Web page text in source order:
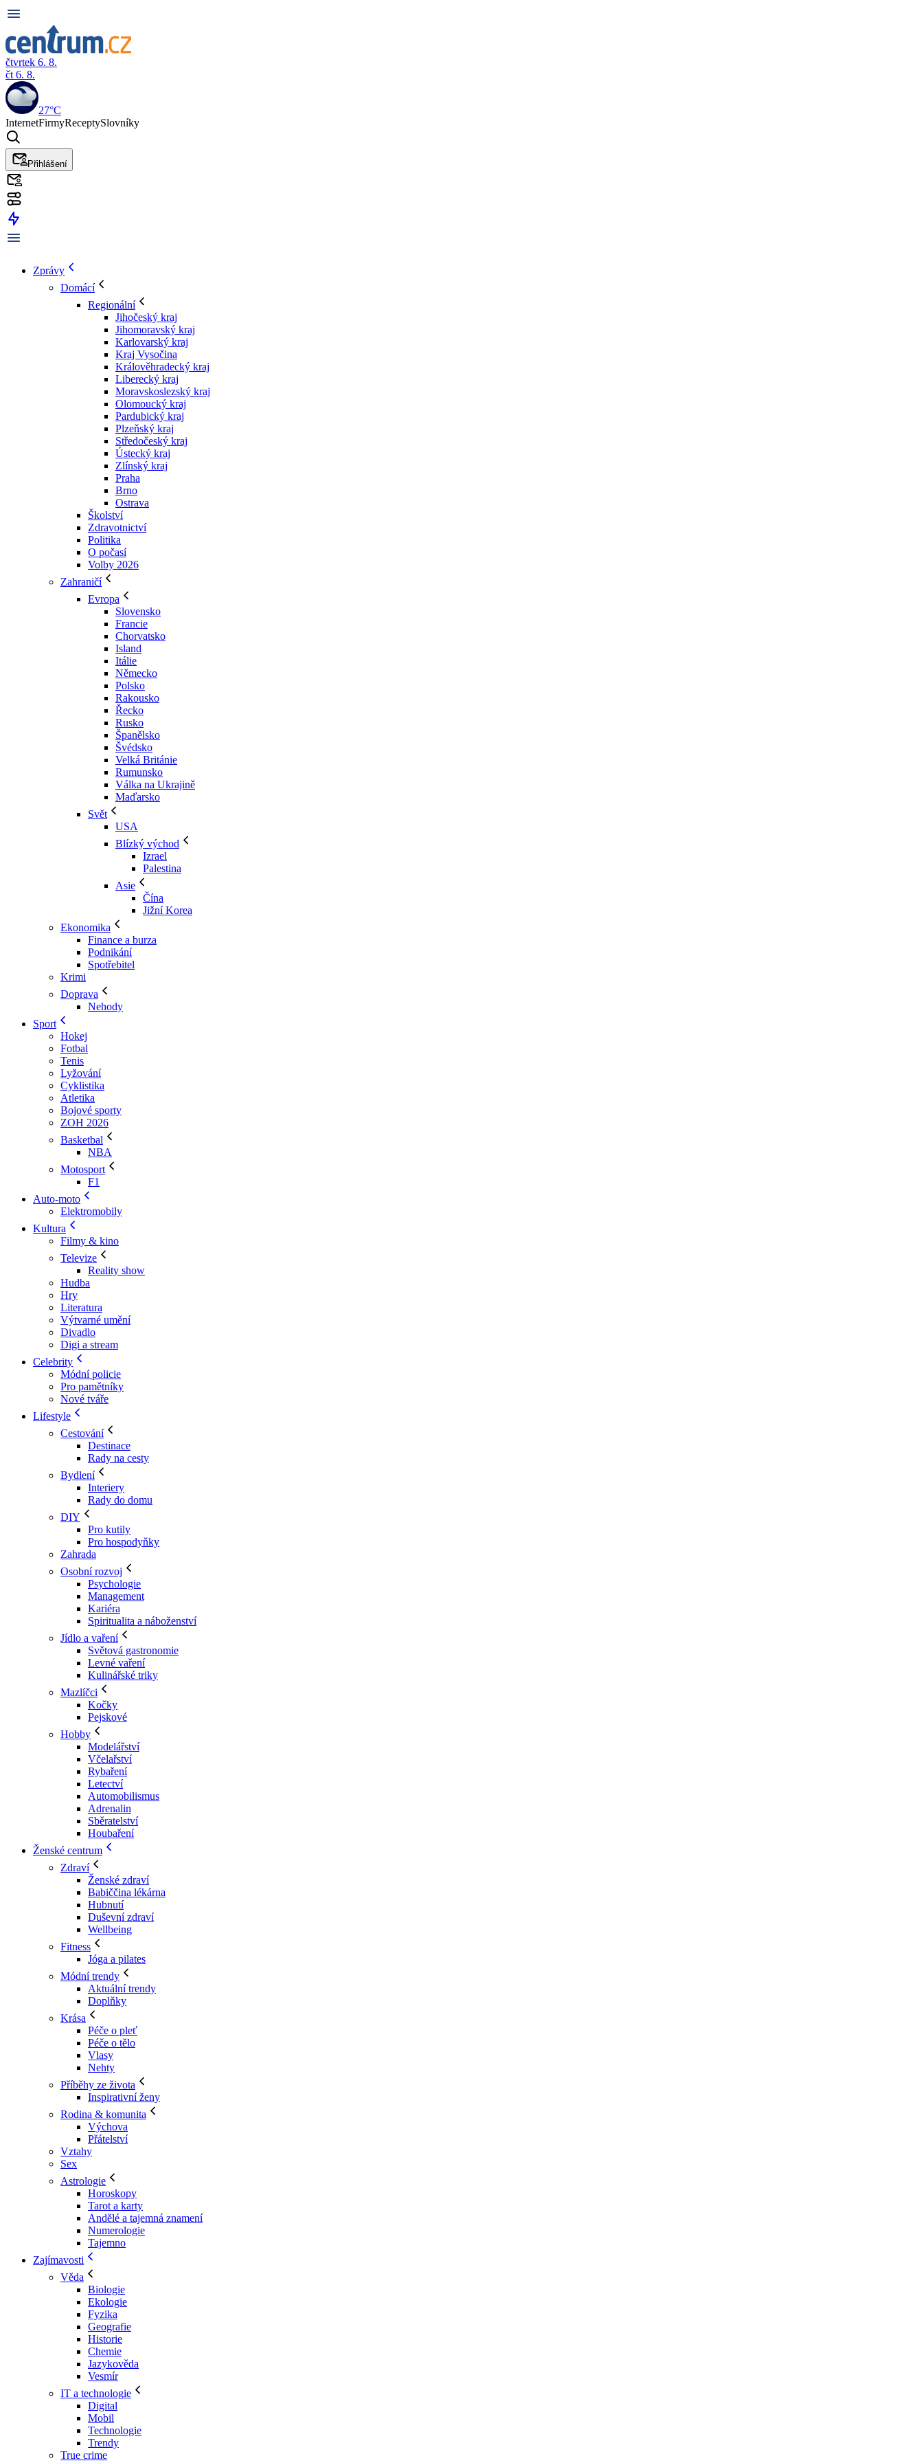
čtvrtek 6. 8.
čt 6. 8.
27°C
InternetFirmyReceptySlovníky
Přihlášení
Zprávy
Domácí
Regionální
Jihočeský kraj
Jihomoravský kraj
Karlovarský kraj
Kraj Vysočina
Králověhradecký kraj
Liberecký kraj
Moravskoslezský kraj
Olomoucký kraj
Pardubický kraj
Plzeňský kraj
Středočeský kraj
Ústecký kraj
Zlínský kraj
Praha
Brno
Ostrava
Školství
Zdravotnictví
Politika
O počasí
Volby 2026
Zahraničí
Evropa
Slovensko
Francie
Chorvatsko
Island
Itálie
Německo
Polsko
Rakousko
Řecko
Rusko
Španělsko
Švédsko
Velká Británie
Rumunsko
Válka na Ukrajině
Maďarsko
Svět
USA
Blízký východ
Izrael
Palestina
Asie
Čína
Jižní Korea
Ekonomika
Finance a burza
Podnikání
Spotřebitel
Krimi
Doprava
Nehody
Sport
Hokej
Fotbal
Tenis
Lyžování
Cyklistika
Atletika
Bojové sporty
ZOH 2026
Basketbal
NBA
Motosport
F1
Auto-moto
Elektromobily
Kultura
Filmy & kino
Televize
Reality show
Hudba
Hry
Literatura
Výtvarné umění
Divadlo
Digi a stream
Celebrity
Módní policie
Pro pamětníky
Nové tváře
Lifestyle
Cestování
Destinace
Rady na cesty
Bydlení
Interiery
Rady do domu
DIY
Pro kutily
Pro hospodyňky
Zahrada
Osobní rozvoj
Psychologie
Management
Kariéra
Spiritualita a náboženství
Jídlo a vaření
Světová gastronomie
Levné vaření
Kulinářské triky
Mazlíčci
Kočky
Pejskové
Hobby
Modelářství
Včelařství
Rybaření
Letectví
Automobilismus
Adrenalin
Sběratelství
Houbaření
Ženské centrum
Zdraví
Ženské zdraví
Babiččina lékárna
Hubnutí
Duševní zdraví
Wellbeing
Fitness
Jóga a pilates
Módní trendy
Aktuální trendy
Doplňky
Krása
Péče o pleť
Péče o tělo
Vlasy
Nehty
Příběhy ze života
Inspirativní ženy
Rodina & komunita
Výchova
Přátelství
Vztahy
Sex
Astrologie
Horoskopy
Tarot a karty
Andělé a tajemná znamení
Numerologie
Tajemno
Zajímavosti
Věda
Biologie
Ekologie
Fyzika
Geografie
Historie
Chemie
Jazykověda
Vesmír
IT a technologie
Digital
Mobil
Technologie
Trendy
True crime